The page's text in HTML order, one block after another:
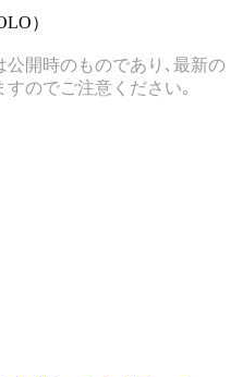
）
開時のものであり､最新の
のでご注意ください｡